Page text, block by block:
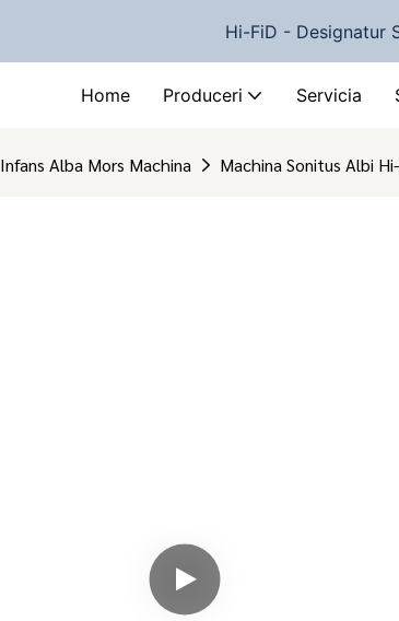
Hi-FiD - Designatur
Home Produceri Servicia
Infans Alba Mors Machina Machina Sonitus Albi